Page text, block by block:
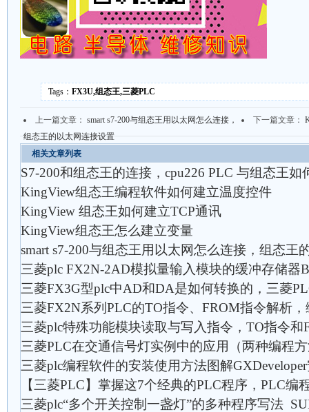
Tags： FX3U,组态王,三菱PLC
上一篇文章： smart s7-200与组态王用以太网怎么连接，
组态王的以太网连接设置
下一篇文章：
相关文章列表
S7-200和组态王的连接，cpu226 PLC 与组态王如
KingView组态王编程软件如何建立温度控件
KingView 组态王如何建立TCP通讯
KingView组态王怎么建立变量
smart s7-200与组态王用以太网怎么连接，组态王
三菱plc FX2N-2AD模拟量输入模块的缓冲存储器
三菱FX3G型plc中AD和DA是如何转换的，三菱
三菱FX2N系列PLC的TO指令、FROM指令解析
三菱plc特殊功能模块读取与写入指令，TO指令
三菱PLC在交通信号灯实例中的应用（两种编程
三菱plc编程软件的安装使用方法图解
【三菱PLC】掌握这7个经典的PLC程序，PLC编
三菱plc“多个开关控制一盏灯”的多种程序写法